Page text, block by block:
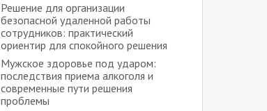
Решение для организации
безопасной удаленной работы
сотрудников: практический
ориентир для спокойного решения
Мужское здоровье под ударом:
последствия приема алкоголя и
современные пути решения
проблемы